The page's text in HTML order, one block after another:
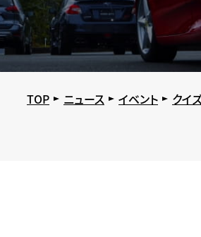
TOP ニュース イベント クイ